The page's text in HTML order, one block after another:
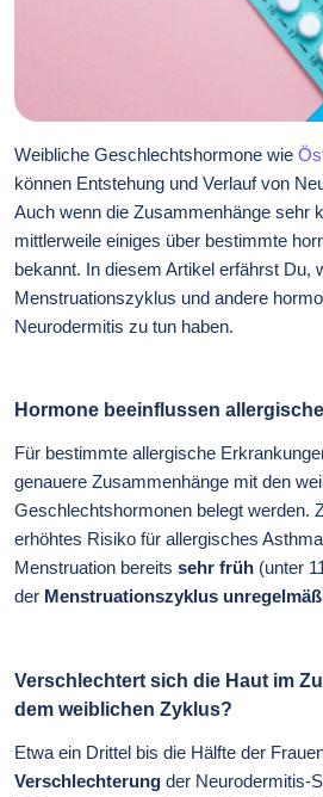
Weibliche Geschlechtshormone wie
können Entstehung und Verlauf von
Auch wenn die Zusammenhänge sehr
mittlerweile einiges über bestimmte
bekannt. In diesem Artikel erfährst Du,
Menstruationszyklus und andere
Neurodermitis zu tun haben.
Hormone beeinflussen
Für bestimmte allergische
genauere Zusammenhänge mit den
Geschlechtshormonen belegt werden.
erhöhtes Risiko für allergisches
Menstruation bereits sehr früh (unter
der Menstruationszyklus
Verschlechtert sich die Haut im
dem weiblichen Zyklus?
Etwa ein Drittel bis die Hälfte der
Verschlechterung der Neurodermitis-